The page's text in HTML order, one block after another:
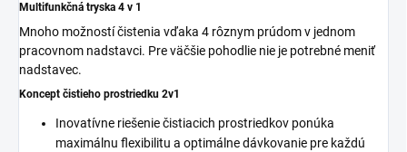
Multifunkčná tryska 4 v 1
Mnoho možností čistenia vďaka 4 rôznym prúdom v jednom
pracovnom nadstavci. Pre väčšie pohodlie nie je potrebné meniť
nadstavec.
Koncept čistieho prostriedku 2v1
Inovatívne riešenie čistiacich prostriedkov ponúka
maximálnu flexibilitu a optimálne dávkovanie pre každú